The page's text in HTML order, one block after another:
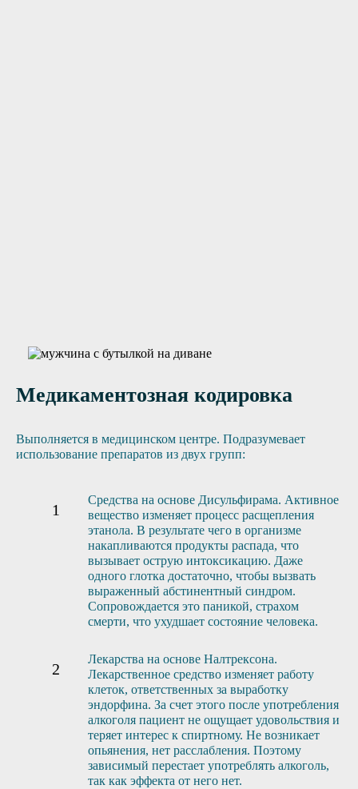
Медикаментозная кодировка
Выполняется в медицинском центре. Подразумевает
использование препаратов из двух групп:
Средства на основе Дисульфирама. Активное
вещество изменяет процесс расщепления
этанола. В результате чего в организме
накапливаются продукты распада, что
вызывает острую интоксикацию. Даже
одного глотка достаточно, чтобы вызвать
выраженный абстинентный синдром.
Сопровождается это паникой, страхом
смерти, что ухудшает состояние человека.
Лекарства на основе Налтрексона.
Лекарственное средство изменяет работу
клеток, ответственных за выработку
эндорфина. За счет этого после употребления
алкоголя пациент не ощущает удовольствия и
теряет интерес к спиртному. Не возникает
опьянения, нет расслабления. Поэтому
зависимый перестает употреблять алкоголь,
так как эффекта от него нет.